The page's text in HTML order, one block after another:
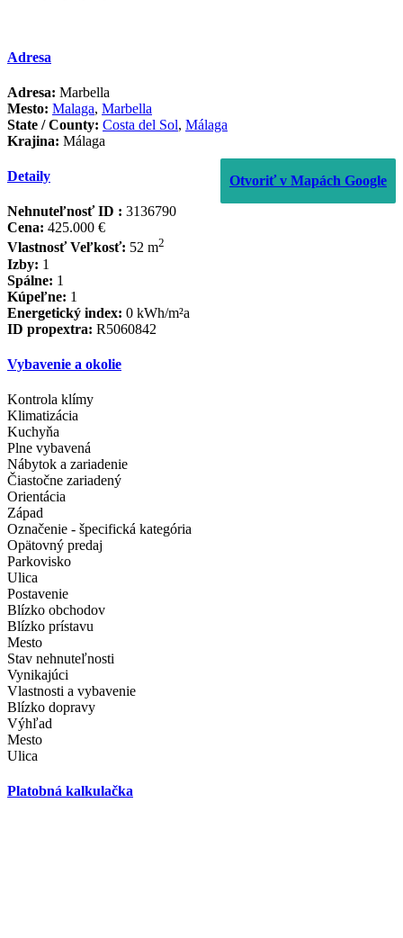
Adresa
Adresa: Marbella
Mesto: Malaga, Marbella
State / County: Costa del Sol, Málaga
Krajina: Málaga
Otvoriť v Mapách Google
Detaily
Nehnuteľnosť ID : 3136790
Cena: 425.000 €
Vlastnosť Veľkosť: 52 m2
Izby: 1
Spálne: 1
Kúpeľne: 1
Energetický index: 0 kWh/m²a
ID propextra: R5060842
Vybavenie a okolie
Kontrola klímy
Klimatizácia
Kuchyňa
Plne vybavená
Nábytok a zariadenie
Čiastočne zariadený
Orientácia
Západ
Označenie - špecifická kategória
Opätovný predaj
Parkovisko
Ulica
Postavenie
Blízko obchodov
Blízko prístavu
Mesto
Stav nehnuteľnosti
Vynikajúci
Vlastnosti a vybavenie
Blízko dopravy
Výhľad
Mesto
Ulica
Platobná kalkulačka